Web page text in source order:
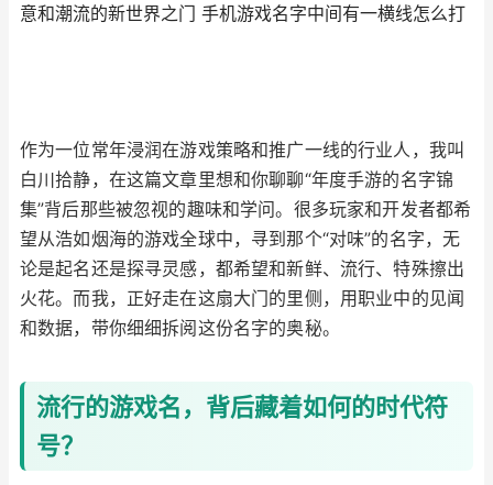
意和潮流的新世界之门 手机游戏名字中间有一横线怎么打
作为一位常年浸润在游戏策略和推广一线的行业人，我叫
白川拾静，在这篇文章里想和你聊聊“年度手游的名字锦
集”背后那些被忽视的趣味和学问。很多玩家和开发者都希
望从浩如烟海的游戏全球中，寻到那个“对味”的名字，无
论是起名还是探寻灵感，都希望和新鲜、流行、特殊擦出
火花。而我，正好走在这扇大门的里侧，用职业中的见闻
和数据，带你细细拆阅这份名字的奥秘。
流行的游戏名，背后藏着如何的时代符
号？